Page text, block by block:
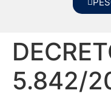
5.842/